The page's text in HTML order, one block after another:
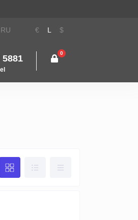
RU € L $
5881 0